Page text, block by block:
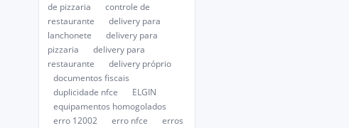
de pizzaria
controle de
restaurante
delivery para
lanchonete
delivery para
pizzaria
delivery para
restaurante
delivery próprio
documentos fiscais
duplicidade nfce
ELGIN
equipamentos homogolados
erro 12002
erro nfce
erros